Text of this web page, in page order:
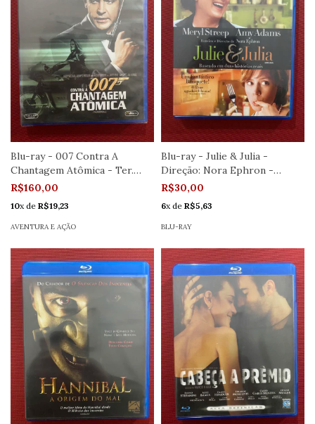
Blu-ray - 007 Contra A
Chantagem Atômica - Ter.
Young - Novo
R$160,00
10x de R$19,23
AVENTURA E AÇÃO
Blu-ray - Julie & Julia -
Direção: Nora Ephron -
Seminovo
R$30,00
6x de R$5,63
BLU-RAY